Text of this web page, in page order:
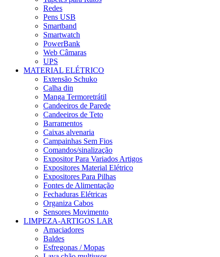
Redes
Pens USB
Smartband
Smartwatch
PowerBank
Web Câmaras
UPS
MATERIAL ELÉTRICO
Extensão Schuko
Calha din
Manga Termoretrátil
Candeeiros de Parede
Candeeiros de Teto
Barramentos
Caixas alvenaria
Campainhas Sem Fios
Comandos/sinalização
Expositor Para Variados Artigos
Expositores Material Elétrico
Expositores Para Pilhas
Fontes de Alimentação
Fechaduras Elétricas
Organiza Cabos
Sensores Movimento
LIMPEZA-ARTIGOS LAR
Amaciadores
Baldes
Esfregonas / Mopas